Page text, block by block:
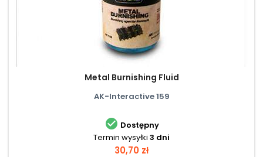
Metal Burnishing Fluid
AK-Interactive 159
 Dostępny
Termin wysyłki 3 dni
Cena
30,70 zł